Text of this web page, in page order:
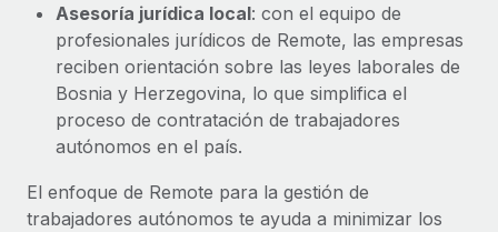
Asesoría jurídica local: con el equipo de
profesionales jurídicos de Remote, las empresas
reciben orientación sobre las leyes laborales de
Bosnia y Herzegovina, lo que simplifica el
proceso de contratación de trabajadores
autónomos en el país.
El enfoque de Remote para la gestión de
trabajadores autónomos te ayuda a minimizar los